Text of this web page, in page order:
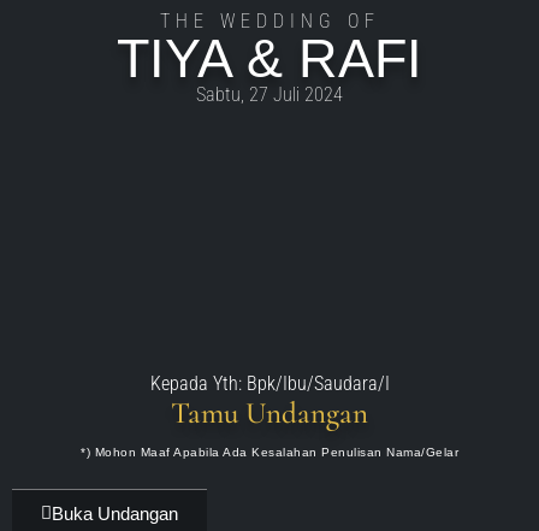
THE WEDDING OF
TIYA & RAFI
Sabtu, 27 Juli 2024
Kepada Yth: Bpk/Ibu/Saudara/I
Tamu Undangan
*) Mohon Maaf Apabila Ada Kesalahan Penulisan Nama/gelar
Buka Undangan